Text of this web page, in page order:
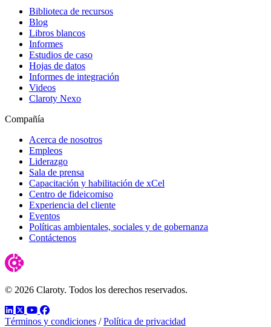
Biblioteca de recursos
Blog
Libros blancos
Informes
Estudios de caso
Hojas de datos
Informes de integración
Videos
Claroty Nexo
Compañía
Acerca de nosotros
Empleos
Liderazgo
Sala de prensa
Capacitación y habilitación de xCel
Centro de fideicomiso
Experiencia del cliente
Eventos
Políticas ambientales, sociales y de gobernanza
Contáctenos
© 2026 Claroty. Todos los derechos reservados.
LinkedIn
TwitterYouTube
Facebook
Términos y condiciones / Política de privacidad